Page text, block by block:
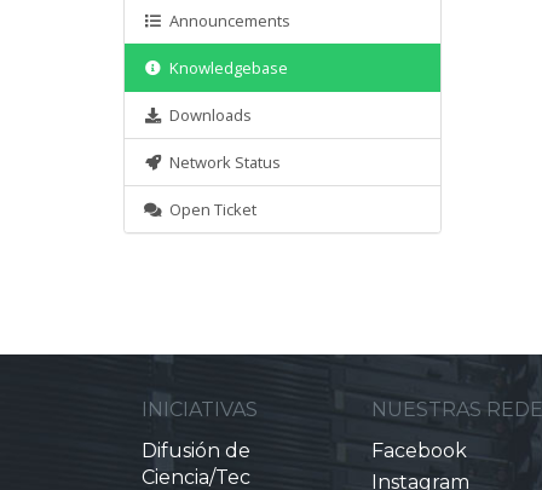
Announcements
Knowledgebase
Downloads
Network Status
Open Ticket
INICIATIVAS
Difusión de
Ciencia/Tec
NUESTRAS
Facebook
Instagram